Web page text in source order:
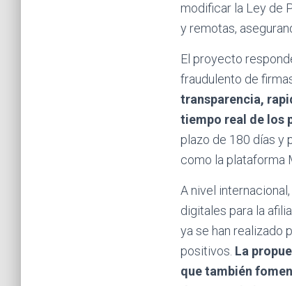
modificar la Ley de
y remotas,
El proyecto
fraudulento de
transparencia,
tiempo real de los
plazo de 180 días y
como la plataforma
A nivel
digitales para la
ya se han realizado
positivos. La
que también